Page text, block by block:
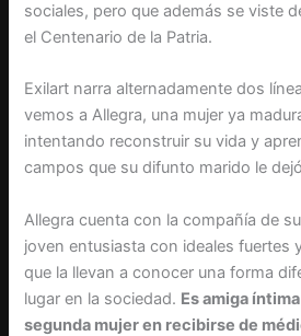
sociales, pero que además se viste
el Centenario de la Patria.
Exilart narra alternadamente dos
vemos a Allegra, una mujer ya
intentando reconstruir su vida y
campos que su difunto marido le
Allegra cuenta con la compañía de
joven entusiasta con ideales fuertes
que la llevan a conocer una forma
lugar en la sociedad. Es amiga
segunda mujer en recibirse de